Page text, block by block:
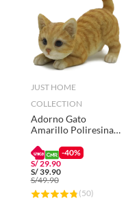
Accesorios y repuestos para
JUST HOME
COLLECTION
Adorno Gato
Amarillo Poliresina
10.5x17x19cm
-40%
S/29.90
S/39.90
S/49.90
(50)